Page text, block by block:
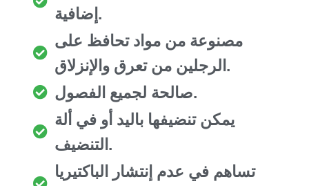
إضافية.
مصنوعة من مواد تحافظ على
الرجلين من تعرق والإنزلاق.
صالحة لجميع الفصول.
يمكن تنضيفها باليد أو في ألة
التنضيف.
تساهم في عدم إنتشار الباكتيريا